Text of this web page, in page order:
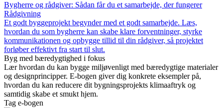
Bygherre og rådgiver: Sådan får du et samarbejde, der fungerer
Rådgivning
Et godt byggeprojekt begynder med et godt samarbejde. Læs,
hvordan du som bygherre kan skabe klare forventninger, styrke
kommunikationen og opbygge tillid til din rådgiver, så projektet
forløber effektivt fra start til slut.
Byg med bæredygtighed i fokus
Lær hvordan du kan bygge miljøvenligt med bæredygtige materialer
og designprincipper. E-bogen giver dig konkrete eksempler på,
hvordan du kan reducere dit bygningsprojekts klimaaftryk og
samtidig skabe et smukt hjem.
Tag e-bogen